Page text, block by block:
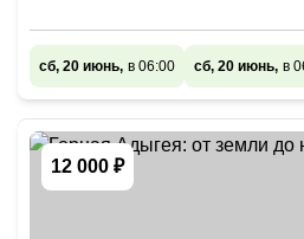
сб, 20 июнь, в 06:00 сб, 20 июнь, в
12 000 ₽